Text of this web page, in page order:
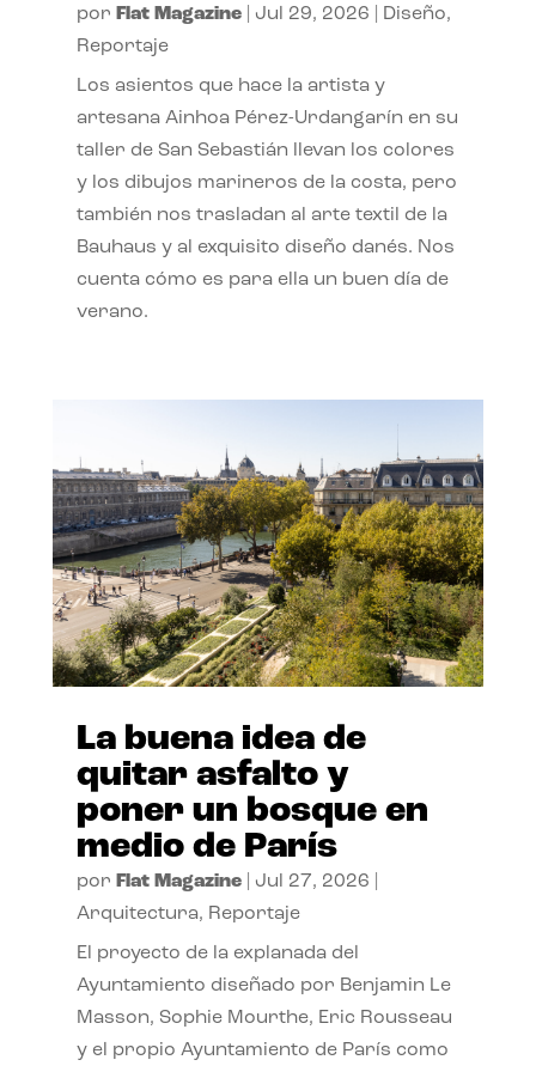
por Flat Magazine| Jul 29, 2026 Diseño,
Reportaje
Los asientos que hace la artista y
artesana Ainhoa Pérez-Urdangarín en su
taller de San Sebastián llevan los colores
y los dibujos marineros de la costa, pero
también nos trasladan al arte textil de la
Bauhaus y al exquisito diseño danés. Nos
cuenta cómo es para ella un buen día de
verano.
La buena idea de
quitar asfalto y
poner un bosque en
medio de París
por Flat Magazine| Jul 27, 2026
Arquitectura, Reportaje
El proyecto de la explanada del
Ayuntamiento diseñado por Benjamin Le
Masson, Sophie Mourthe, Eric Rousseau
y el propio Ayuntamiento de París como